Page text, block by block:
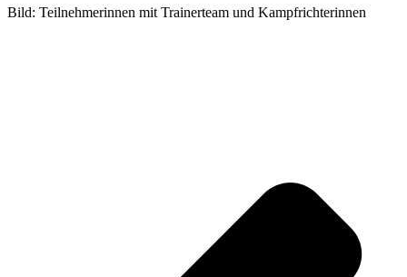
Bild: Teilnehmerinnen mit Trainerteam und Kampfrichterinnen